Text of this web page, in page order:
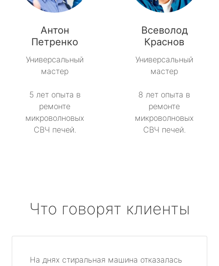
Антон
Петренко
Универсальный
мастер
5 лет опыта в
ремонте
микроволновых
СВЧ печей.
Всеволод
Краснов
Универсальный
мастер
8 лет опыта в
ремонте
микроволновых
СВЧ печей.
Что говорят клиенты
На днях стиральная машина отказалась